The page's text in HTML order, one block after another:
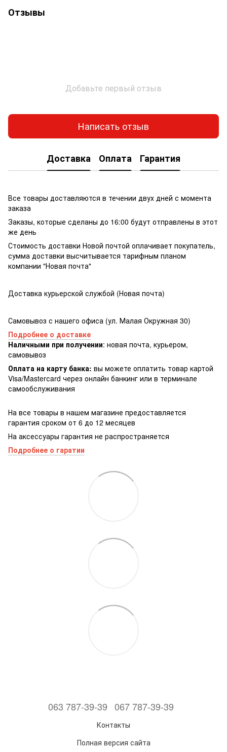
Отзывы
Добавьте первый отзыв
Написать отзыв
Доставка Оплата Гарантия
Все товары доставляются в течении двух дней с момента
заказа
Заказы, которые сделаны до 16:00 будут отправлены в этот
же день
Стоимость доставки Новой почтой оплачивает покупатель,
сумма доставки высчитывается тарифным планом
компании "Новая почта"
Доставка курьерской службой (Новая почта)
Самовывоз с нашего офиса (ул. Малая Окружная 30)
Подробнее о доставке
Наличными при получении: новая почта, курьером,
самовывоз
Оплата на карту банка: вы можете оплатить товар картой
Visa/Masterсard через онлайн банкинг или в терминале
самообслуживания
На все товары в нашем магазине предоставляется
гарантия сроком от 6 до 12 месяцев
На аксессуары гарантия не распространяется
Подробнее о гаратии
063 787-39-39 067 787-39-39
Контакты
Полная версия сайта